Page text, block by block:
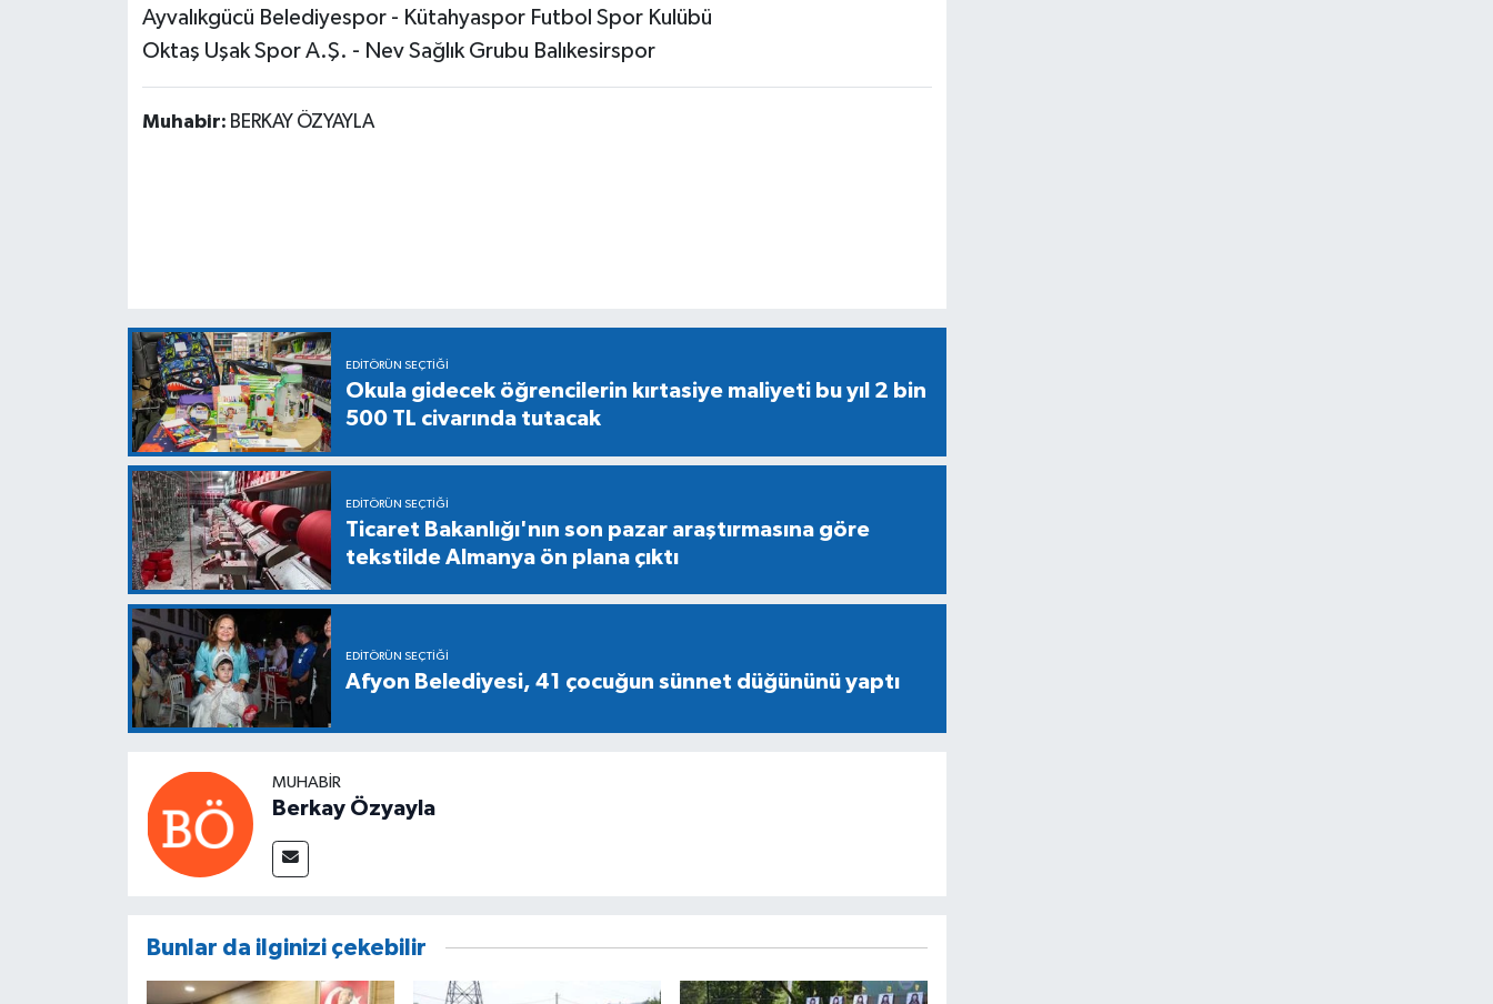
Ayvalıkgücü Belediyespor - Kütahyaspor Futbol Spor Kulübü
Oktaş Uşak Spor A.Ş. - Nev Sağlık Grubu Balıkesirspor
Muhabir: BERKAY ÖZYAYLA
EDITÖRÜN SEÇTIĞI
Okula gidecek öğrencilerin kırtasiye maliyeti bu yıl 2 bin
500 TL civarında tutacak
EDITÖRÜN SEÇTIĞI
Ticaret Bakanlığı'nın son pazar araştırmasına göre
tekstilde Almanya ön plana çıktı
EDITÖRÜN SEÇTIĞI
Afyon Belediyesi, 41 çocuğun sünnet düğününü yaptı
MUHABIR
Berkay Özyayla
Bunlar da ilginizi çekebilir